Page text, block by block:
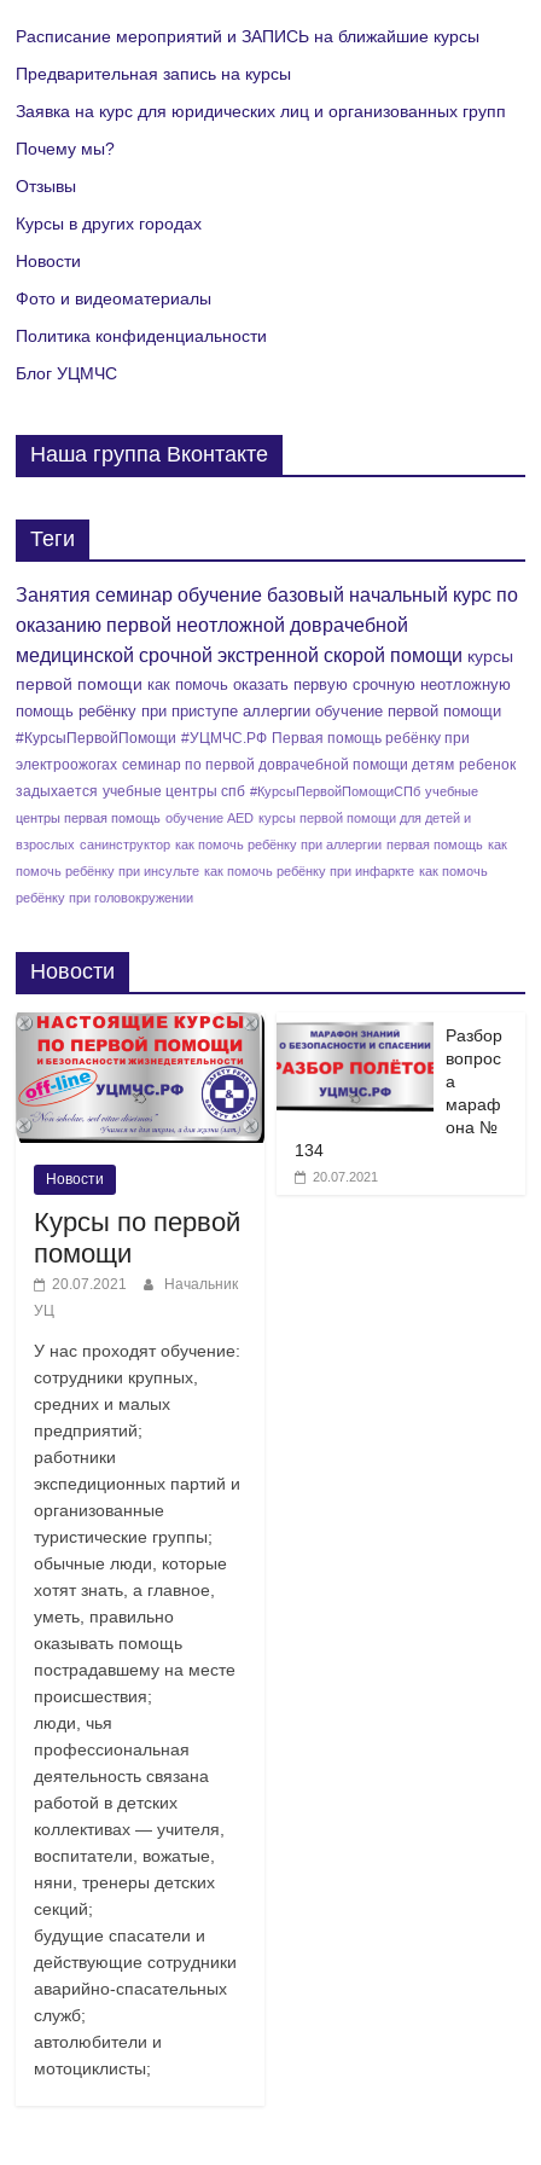
м
о
п
и
я
т
и
я
н
и
г
а
о
в
а
в
и
г
а
и
Расписание мероприятий и ЗАПИСЬ на ближайшие курсы
Предварительная запись на курсы
Заявка на курс для юридических лиц и организованных групп
Почему мы?
Отзывы
Курсы в других городах
Новости
Фото и видеоматериалы
Политика конфиденциальности
Блог УЦМЧС
Наша группа Вконтакте
Теги
Занятия семинар обучение базовый начальный курс по
оказанию первой неотложной доврачебной
медицинской срочной экстренной скорой помощи курсы
первой помощи как помочь оказать первую срочную неотложную
помощь ребёнку при приступе аллергии обучение первой помощи
#КурсыПервойПомощи #УЦМЧС.РФ Первая помощь ребёнку при
электроожогах семинар по первой доврачебной помощи детям ребенок
задыхается учебные центры спб #КурсыПервойПомощиСПб учебные
центры первая помощь обучение AED курсы первой помощи для детей и
взрослых санинструктор как помочь ребёнку при аллергии первая помощь как
помочь ребёнку при инсульте как помочь ребёнку при инфаркте как помочь
ребёнку при головокружении
Новости
Новости
Курсы по первой
помощи
20.07.2021
Начальник
УЦ
У нас проходят обучение:
сотрудники крупных,
средних и малых
предприятий;
работники
экспедиционных партий и
организованные
туристические группы;
обычные люди, которые
хотят знать, а главное,
уметь, правильно
оказывать помощь
пострадавшему на месте
происшествия;
люди, чья
профессиональная
деятельность связана
работой в детских
коллективах — учителя,
воспитатели, вожатые,
няни, тренеры детских
секций;
будущие спасатели и
действующие сотрудники
аварийно-спасательных
служб;
автолюбители и
мотоциклисты;
Разбор
вопрос
а
мараф
она №
134
20.07.2021